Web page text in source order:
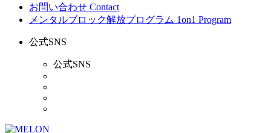
お問い合わせ Contact
メンタルブロック解放プログラム 1on1 Program
公式SNS
公式SNS